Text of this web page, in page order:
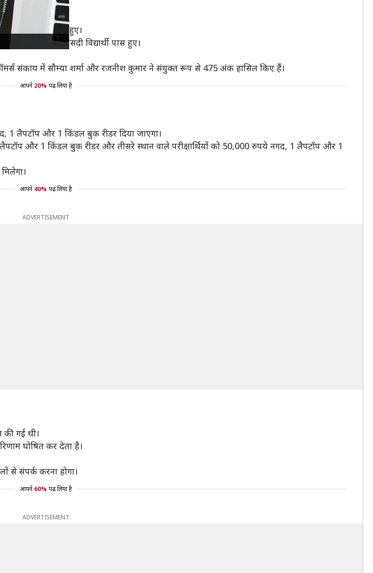
उत्तीर्ण हुए।
में 93.95 फीसदी विद्यार्थी पास हुए।
संकाय में सौम्या शर्मा और रजनीश कुमार ने संयुक्त रूप से 475 अंक हासिल किए हैं।
आपने 20% पढ़ लिया है
1 लैपटॉप और 1 किंडल बुक रीडर दिया जाएगा।
लैपटॉप और 1 किंडल बुक रीडर और तीसरे स्थान वाले परीक्षार्थियों को 50,000 रुपये नगद, 1 लैपटॉप और 1
आपने 40% पढ़ लिया है
ADVERTISEMENT
गई थी।
घोषित कर देता है।
से संपर्क करना होगा।
आपने 60% पढ़ लिया है
ADVERTISEMENT